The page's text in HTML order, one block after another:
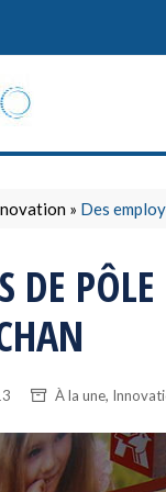
» Des
DE
À la une,